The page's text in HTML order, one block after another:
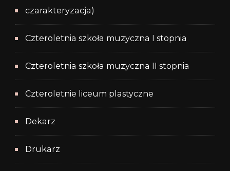
czarakteryzacja)
Czteroletnia szkoła muzyczna I stopnia
Czteroletnia szkoła muzyczna II stopnia
Czteroletnie liceum plastyczne
Dekarz
Drukarz